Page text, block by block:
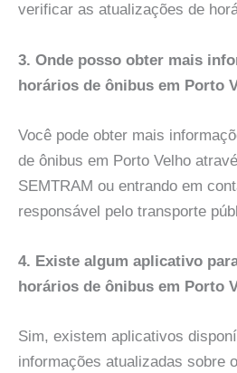
verificar as atualizações de
3. Onde posso obter mais
horários de ônibus em Porto
Você pode obter mais
de ônibus em Porto Velho
SEMTRAM ou entrando em
responsável pelo transporte
4. Existe algum aplicativo
horários de ônibus em Porto
Sim, existem aplicativos
informações atualizadas sobre